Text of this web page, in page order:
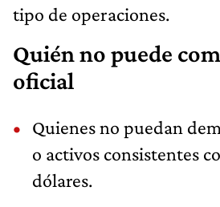
tipo de operaciones.
Quién no puede
oficial
Quienes no puedan
o activos consistentes
dólares.